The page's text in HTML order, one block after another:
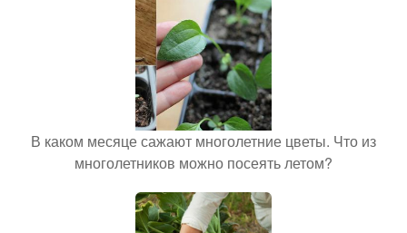
В каком месяце сажают многолетние цветы. Что из
многолетников можно посеять летом?